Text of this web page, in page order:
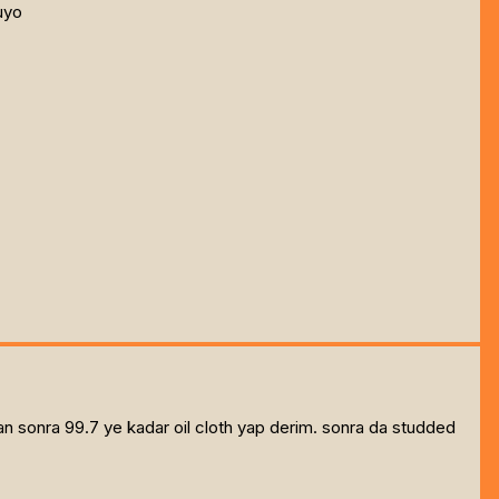
sonra 99.7 ye kadar oil cloth yap derim. sonra da studded